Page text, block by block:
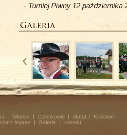
- TurniejPiwny 12 października
Władze Członkowie Statut
Królowie
imprez Galeria Kontakt